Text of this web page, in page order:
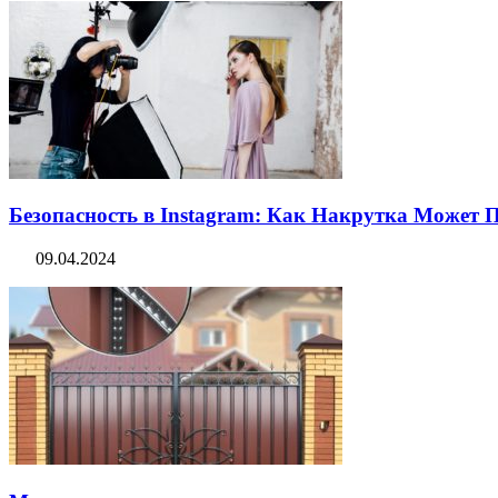
Безопасность в Instagram: Как Накрутка
09.04.2024